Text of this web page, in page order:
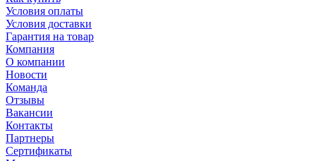
Условия оплаты
Условия доставки
Гарантия на товар
Компания
О компании
Новости
Команда
Отзывы
Вакансии
Контакты
Партнеры
Сертификаты